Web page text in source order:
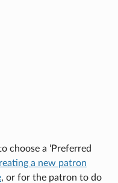
choose a ‘Preferred
a new patron
, or for the patron to do